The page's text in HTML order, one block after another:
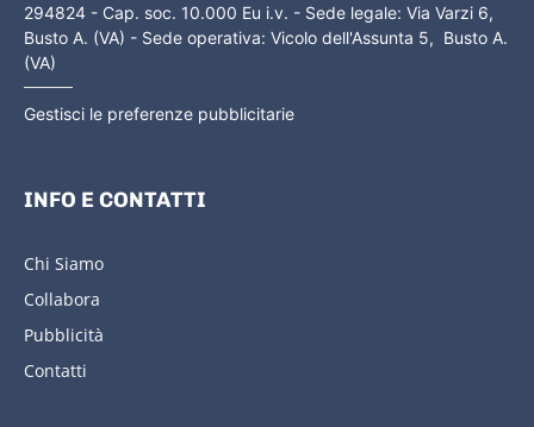
294824 - Cap. soc. 10.000 Eu i.v. - Sede legale: Via Varzi 6,
Busto A. (VA) - Sede operativa: Vicolo dell'Assunta 5, Busto A.
(VA)
Gestisci le preferenze pubblicitarie
INFO E CONTATTI
Chi Siamo
Collabora
Pubblicità
Contatti